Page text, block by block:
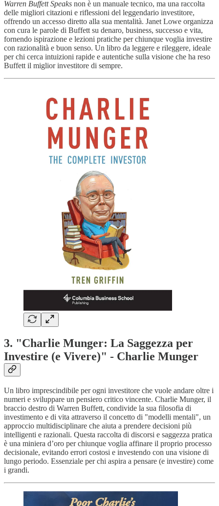
Warren Buffett Speaks non è un manuale tecnico, ma una raccolta
delle migliori citazioni e riflessioni del leggendario investitore,
offrendo un accesso diretto alla sua mentalità. Janet Lowe organizza
con cura le parole di Buffett su denaro, business, successo e vita,
fornendo ispirazione e lezioni pratiche per chiunque voglia investire
con razionalità e buon senso. Un libro da leggere e rileggere, ideale
per chi cerca intuizioni rapide e autentiche sulla visione che ha reso
Buffett il miglior investitore di sempre.
3. "Charlie Munger: La Saggezza per
Investire (e Vivere)" - Charlie Munger
Un libro imprescindibile per ogni investitore che vuole andare oltre i
numeri e sviluppare un pensiero critico vincente. Charlie Munger, il
braccio destro di Warren Buffett, condivide la sua filosofia di
investimento e di vita attraverso il concetto di "modelli mentali", un
approccio multidisciplinare che aiuta a prendere decisioni più
intelligenti e razionali. Questa raccolta di discorsi e saggezza pratica
è una miniera d’oro per chiunque voglia affinare il proprio processo
decisionale, evitando errori costosi e investendo con una visione di
lungo periodo. Essenziale per chi aspira a pensare (e investire) come
i grandi.